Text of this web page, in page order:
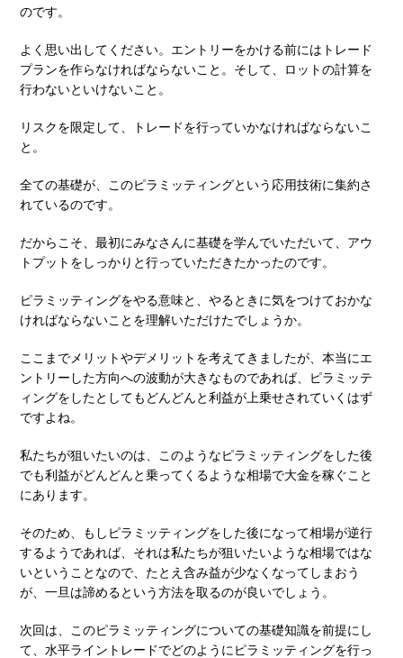
のです。
よく思い出してください。エントリーをかける前にはトレード
プランを作らなければならないこと。そして、ロットの計算を
行わないといけないこと。
リスクを限定して、トレードを行っていかなければならないこ
と。
全ての基礎が、このピラミッティングという応用技術に集約さ
れているのです。
だからこそ、最初にみなさんに基礎を学んでいただいて、アウ
トプットをしっかりと行っていただきたかったのです。
ピラミッティングをやる意味と、やるときに気をつけておかな
ければならないことを理解いただけたでしょうか。
ここまでメリットやデメリットを考えてきましたが、本当にエ
ントリーした方向への波動が大きなものであれば、ピラミッテ
ィングをしたとしてもどんどんと利益が上乗せされていくはず
ですよね。
私たちが狙いたいのは、このようなピラミッティングをした後
でも利益がどんどんと乗ってくるような相場で大金を稼ぐこと
にあります。
そのため、もしピラミッティングをした後になって相場が逆行
するようであれば、それは私たちが狙いたいような相場ではな
いということなので、たとえ含み益が少なくなってしまおう
が、一旦は諦めるという方法を取るのが良いでしょう。
次回は、このピラミッティングについての基礎知識を前提にし
て、水平ライントレードでどのようにピラミッティングを行っ